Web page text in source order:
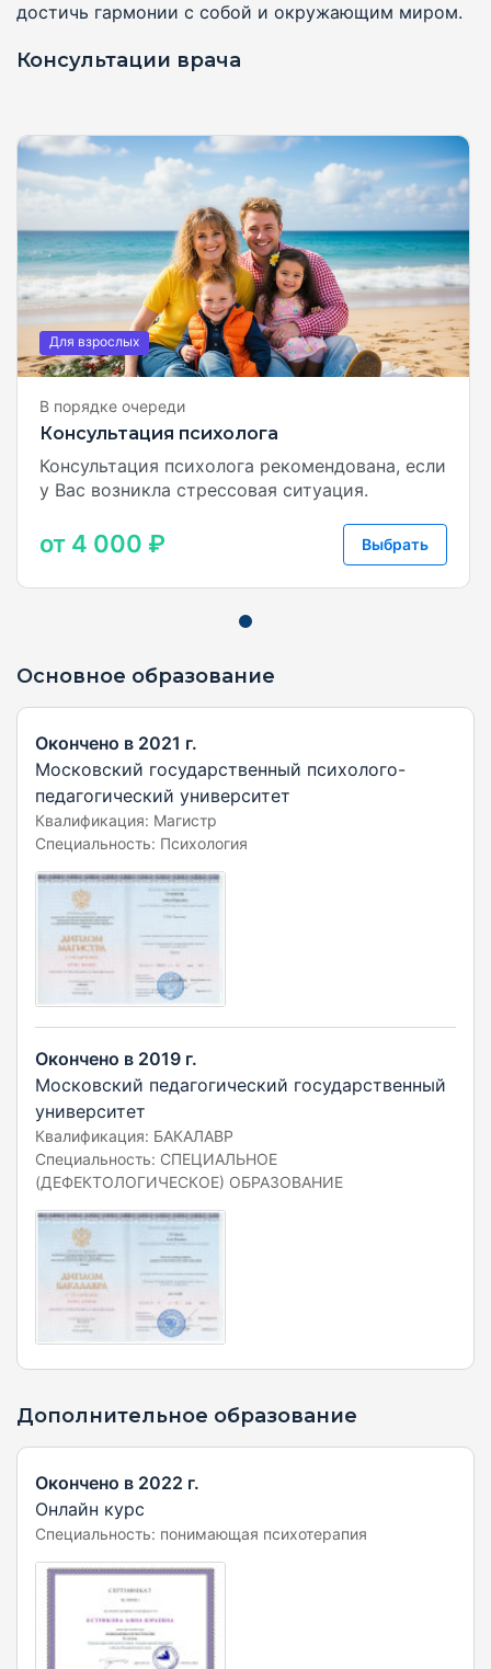
достичь гармонии с собой и окружающим миром.
Консультации врача
Для взрослых
В порядке очереди
Консультация психолога
Консультация психолога рекомендована, если
у Вас возникла стрессовая ситуация.
от 4 000 ₽ Выбрать
Основное образование
Окончено в 2021 г.
Московский государственный психолого-
педагогический университет
Квалификация: Магистр
Специальность: Психология
Окончено в 2019 г.
Московский педагогический государственный
университет
Квалификация: БАКАЛАВР
Специальность: СПЕЦИАЛЬНОЕ
(ДЕФЕКТОЛОГИЧЕСКОЕ) ОБРАЗОВАНИЕ
Дополнительное образование
Окончено в 2022 г.
Онлайн курс
Специальность: понимающая психотерапия